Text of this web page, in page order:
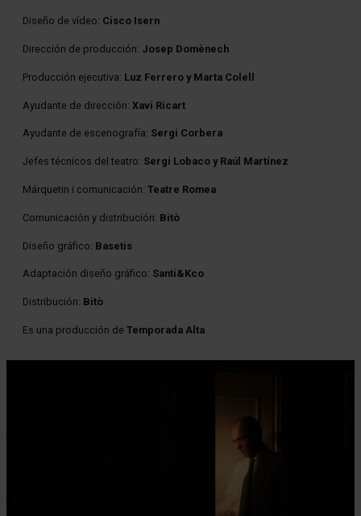
Diseño de vídeo: Cisco Isern
Dirección de producción: Josep Domènech
Producción ejecutiva: Luz Ferrero y Marta Colell
Ayudante de dirección: Xavi Ricart
Ayudante de escenografía: Sergi Corbera
Jefes técnicos del teatro: Sergi Lobaco y Raúl Martínez
Márquetin i comunicación: Teatre Romea
Comunicación y distribución: Bitò
Diseño gráfico: Basetis
Adaptación diseño gráfico: Santi&Kco
Distribución: Bitò
Es una producción de Temporada Alta